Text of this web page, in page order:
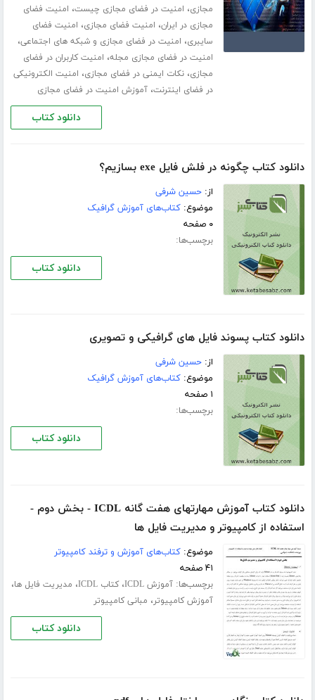
مجازی، امنیت در فضای مجازی چیست، امنیت فضای
مجازی در ایران، امنیت فضای مجازی، امنیت فضای
سایبری، امنیت در فضای مجازی و شبکه های اجتماعی،
امنیت در فضای مجازی مجله، امنیت کاربران در فضای
مجازی،نکات ایمنی در فضای مجازی، امنیت الکترونیکی
در فضای اینترنت،آموزش امنیت در فضای مجازی
دانلود کتاب
دانلود کتاب چگونه در فلش فایل exe بسازیم؟
از:حسین شرفی
موضوع:کتاب‌های آموزش گرافیک
۰ صفحه
برچسب‌ها:
دانلود کتاب
دانلود کتاب پسوند فایل های گرافیکی و تصویری
از:حسین شرفی
موضوع:کتاب‌های آموزش گرافیک
۱ صفحه
برچسب‌ها:
دانلود کتاب
دانلود کتاب آموزش مهارتهای هفت گانه ICDL - بخش دوم -
استفاده از کامپیوتر و مدیریت فایل ها
موضوع:کتاب‌های آموزش و ترفند کامپیوتر
۴۱ صفحه
برچسب‌ها:آموزش ICDL ،کتاب ICDL ، مدیریت فایل ها،
آموزش کامپیوتر، مبانی کامپیوتر
دانلود کتاب